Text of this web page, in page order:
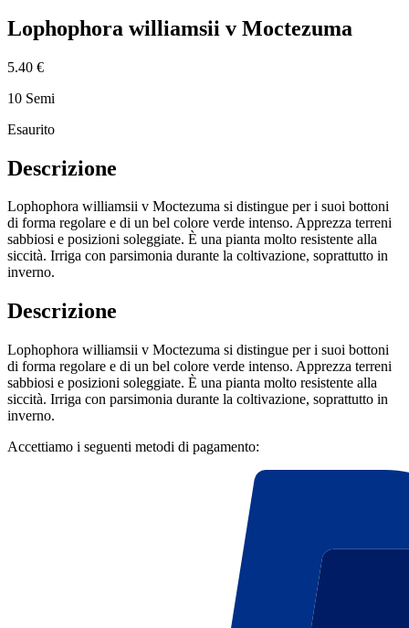
Lophophora williamsii v Moctezuma
5.40 €
10 Semi
Esaurito
Descrizione
Lophophora williamsii v Moctezuma si distingue per i suoi bottoni
di forma regolare e di un bel colore verde intenso. Apprezza terreni
sabbiosi e posizioni soleggiate. È una pianta molto resistente alla
siccità. Irriga con parsimonia durante la coltivazione, soprattutto in
inverno.
Descrizione
Lophophora williamsii v Moctezuma si distingue per i suoi bottoni
di forma regolare e di un bel colore verde intenso. Apprezza terreni
sabbiosi e posizioni soleggiate. È una pianta molto resistente alla
siccità. Irriga con parsimonia durante la coltivazione, soprattutto in
inverno.
Accettiamo i seguenti metodi di pagamento: